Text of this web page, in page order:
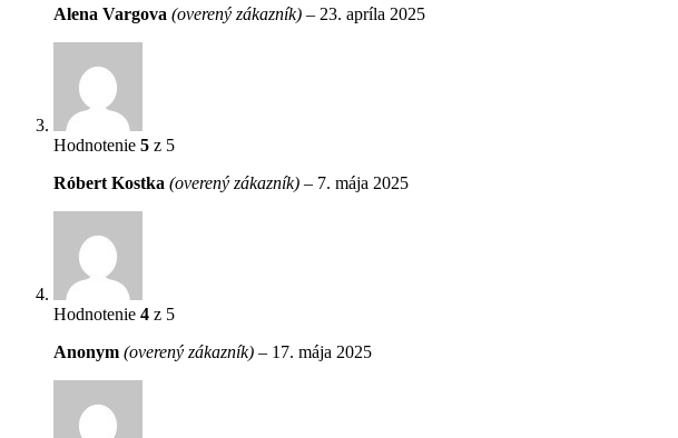
Alena Vargova (overený zákazník) – 23. apríla 2025
Hodnotenie 5 z 5
Róbert Kostka (overený zákazník) – 7. mája 2025
Hodnotenie 4 z 5
Anonym (overený zákazník) – 17. mája 2025